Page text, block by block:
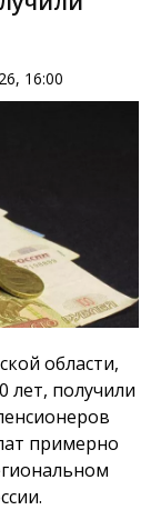
16:00
области,
лет, получили
примерно